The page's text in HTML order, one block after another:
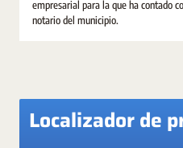
empresarial para la que ha contado
notario del municipio.
Localizador de